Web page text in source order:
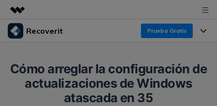
Productos destacados
Utilidades
Empresas
Resumen
Recoverit Prueba Gratis
Recoverit para Windows
Funciones
Cómo arreglar la configuración de
actualizaciones de Windows
atascada en 35